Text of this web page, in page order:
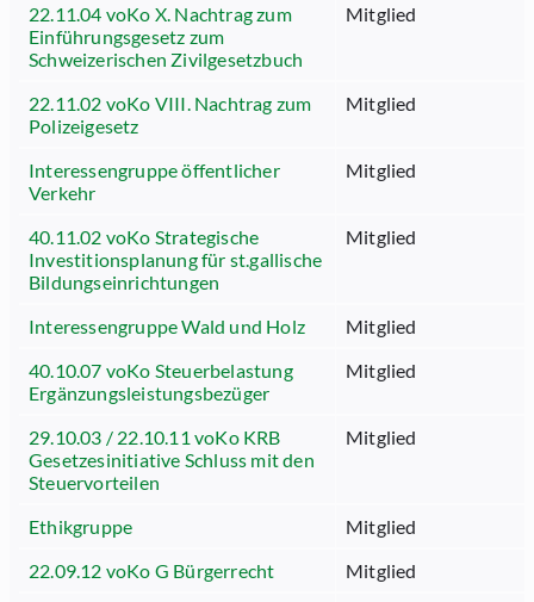
22.11.04 voKo X. Nachtrag zum
Einführungsgesetz zum
Schweizerischen Zivilgesetzbuch
Mitglied
22.11.02 voKo VIII. Nachtrag zum
Polizeigesetz
Mitglied
Interessengruppe öffentlicher
Verkehr
Mitglied
40.11.02 voKo Strategische
Investitionsplanung für st.gallische
Bildungseinrichtungen
Mitglied
Interessengruppe Wald und Holz
Mitglied
40.10.07 voKo Steuerbelastung
Ergänzungsleistungsbezüger
Mitglied
29.10.03 / 22.10.11 voKo KRB
Gesetzesinitiative Schluss mit den
Steuervorteilen
Mitglied
Ethikgruppe
Mitglied
22.09.12 voKo G Bürgerrecht
Mitglied